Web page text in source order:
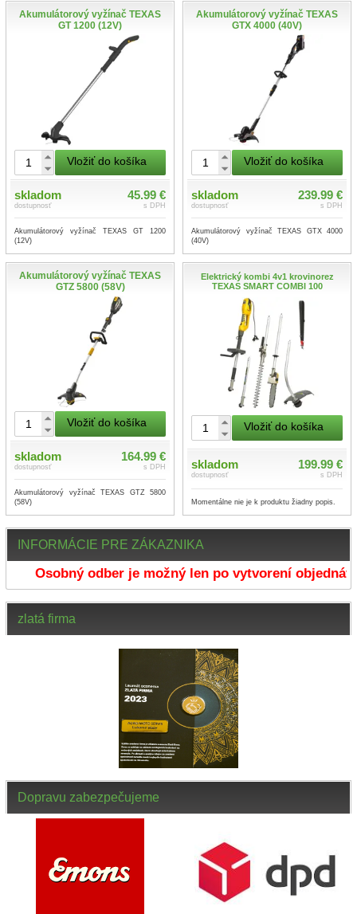
INFORMÁCIE PRE ZÁKAZNIKA
Osobný odber je možný len po vytvorení
zlatá firma
Dopravu zabezpečujeme
Akumulátorový vyžínač TEXAS
GT 1200 (12V)
Vložiť do košíka
skladom
dostupnosť
45.99 €
s DPH
Akumulátorový vyžínač TEXAS GT 1200
(12V)
Akumulátorový vyžínač TEXAS
GTX 4000 (40V)
Vložiť do košíka
skladom
dostupnosť
239.99 €
s DPH
Akumulátorový vyžínač TEXAS GTX 4000
(40V)
Akumulátorový vyžínač TEXAS
GTZ 5800 (58V)
Vložiť do košíka
skladom
dostupnosť
164.99 €
s DPH
Akumulátorový vyžínač TEXAS GTZ 5800
(58V)
Elektrický kombi 4v1 krovinorez
TEXAS SMART COMBI 100
Vložiť do košíka
skladom
dostupnosť
199.99 €
s DPH
Momentálne nie je k produktu žiadny popis.